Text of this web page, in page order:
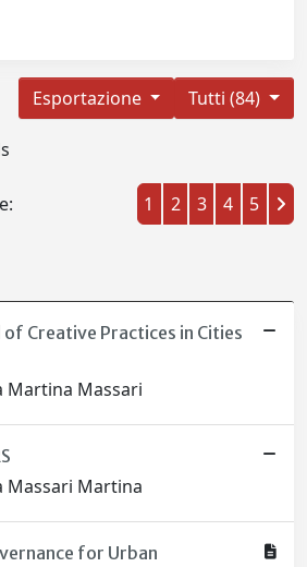
Tutti (84)
Esportazione
1 2 3 4 5
of Creative Practices in Cities
Martina Massari
Massari Martina
for Urban